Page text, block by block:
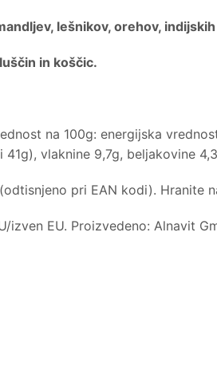
lešnikov, orehov,
in koščic.
na 100g: energijska
vlaknine 9,7g, beljakovine
pri EAN kodi). Hranite
izven EU. Proizvedeno: Alnavit